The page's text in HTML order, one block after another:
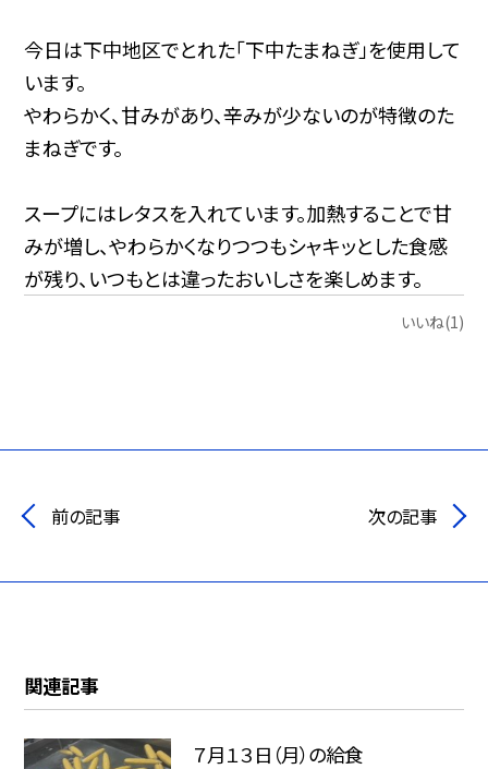
今日は下中地区でとれた「下中たまねぎ」を使用して
います。
やわらかく、甘みがあり、辛みが少ないのが特徴のた
まねぎです。
スープにはレタスを入れています。加熱することで甘
みが増し、やわらかくなりつつもシャキッとした食感
が残り、いつもとは違ったおいしさを楽しめます。
いいね(1)
前の記事 次の記事
関連記事
７月１３日（月）の給食